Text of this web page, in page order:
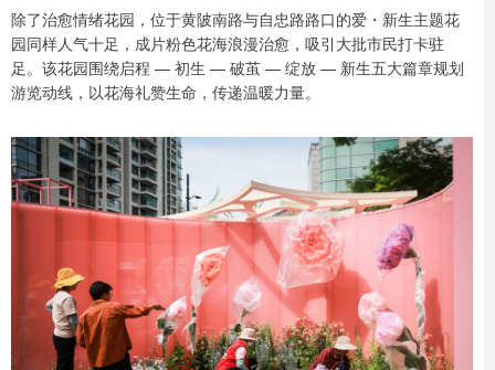
除了治愈情绪花园，位于黄陂南路与自忠路路口的爱・新生主题花
园同样人气十足，成片粉色花海浪漫治愈，吸引大批市民打卡驻
足。该花园围绕启程 — 初生 — 破茧 — 绽放 — 新生五大篇章规划
游览动线，以花海礼赞生命，传递温暖力量。